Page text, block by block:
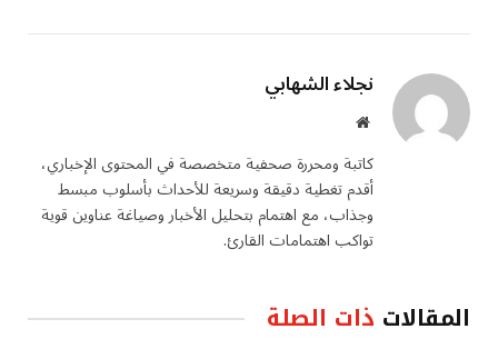
نجلاء الشهابي
موقع
كاتبة ومحررة صحفية متخصصة في المحتوى الإخباري،
أقدم تغطية دقيقة وسريعة للأحداث بأسلوب مبسط
وجذاب، مع اهتمام بتحليل الأخبار وصياغة عناوين قوية
تواكب اهتمامات القارئ.
المقالات ذات الصلة